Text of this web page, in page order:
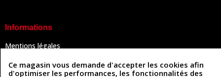
Informations
Mentions légales
Politique de confidentialité
Politique des cookies
Ce magasin vous demande d'accepter les cookies afin
d'optimiser les performances, les fonctionnalités des